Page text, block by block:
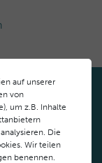
bleiben.
auf unserer
von
um z.B. Inhalte
Die
Wir teilen
benennen.